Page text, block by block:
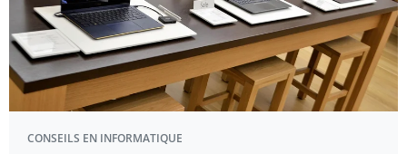
CONSEILS EN INFORMATIQUE